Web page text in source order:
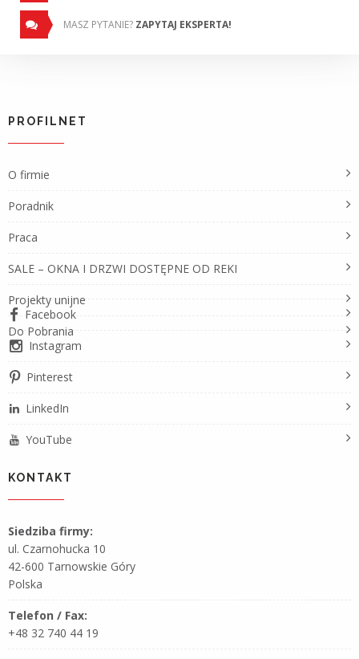
MASZ PYTANIE? ZAPYTAJ EKSPERTA!
PROFILNET
O firmie
Poradnik
Praca
SALE – OKNA I DRZWI DOSTĘPNE OD REKI
Projekty unijne
Do Pobrania
Facebook
Instagram
Pinterest
LinkedIn
YouTube
KONTAKT
Siedziba firmy:
ul. Czarnohucka 10
42-600 Tarnowskie Góry
Polska
Telefon / Fax:
+48 32 740 44 19